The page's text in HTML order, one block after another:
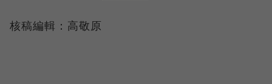
核稿編輯：高敬原